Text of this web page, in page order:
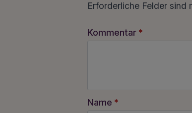
Erforderliche Felder sind
Kommentar *
Name *